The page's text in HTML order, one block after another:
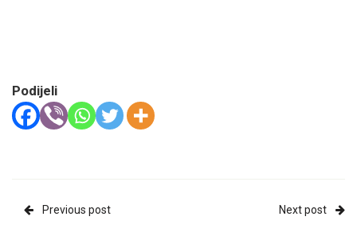
Podijeli
Previous post Next post